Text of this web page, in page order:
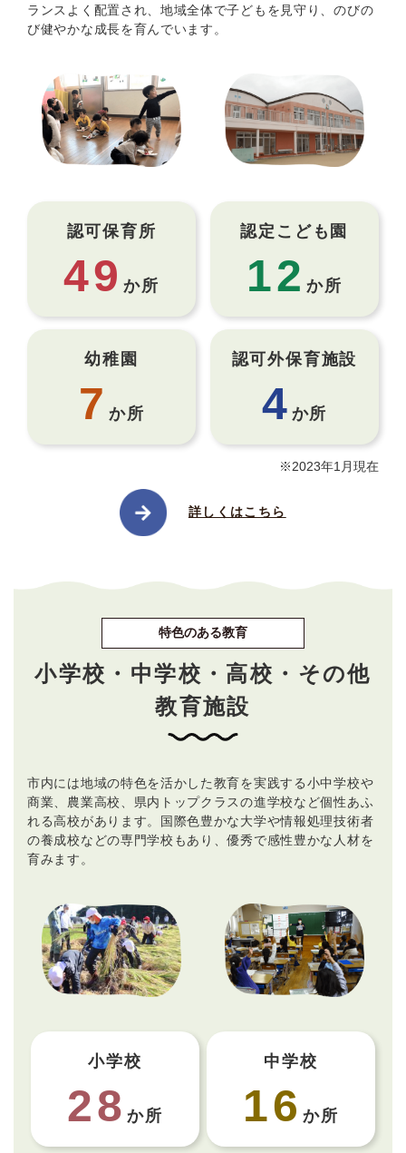
ランスよく配置され、地域全体で子どもを見守り、のびの
び健やかな成長を育んでいます。
認可保育所
49か所
認定こども園
12か所
幼稚園
7 か所
認可外保育施設
4 か所
※2023年1月現在
詳しくはこちら
特色のある教育
小学校・中学校・高校・その他
教育施設
市内には地域の特色を活かした教育を実践する小中学校や
商業、農業高校、県内トップクラスの進学校など個性あふ
れる高校があります。国際色豊かな大学や情報処理技術者
の養成校などの専門学校もあり、優秀で感性豊かな人材を
育みます。
小学校
28か所
中学校
16か所